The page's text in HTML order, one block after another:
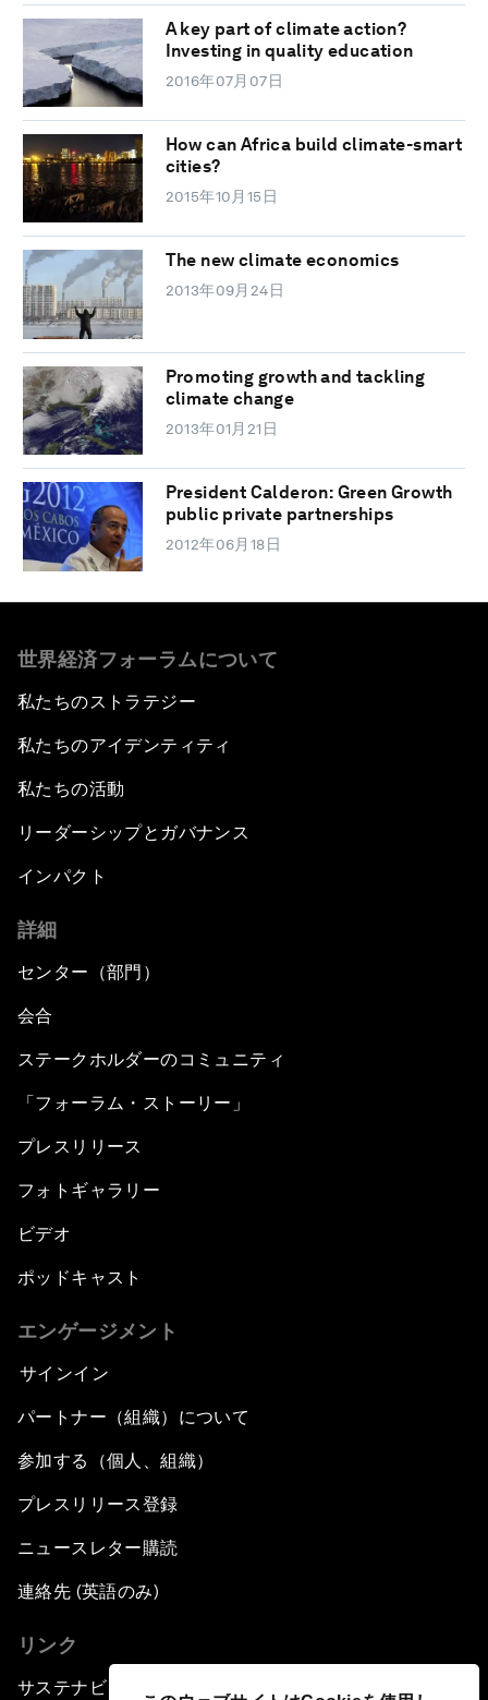
A key part of climate action?
Investing in quality education
2016年07月07日
How can Africa build climate-smart
cities?
2015年10月15日
The new climate economics
2013年09月24日
Promoting growth and tackling
climate change
2013年01月21日
President Calderon: Green Growth
public private partnerships
2012年06月18日
世界経済フォーラムについて
私たちのストラテジー
私たちのアイデンティティ
私たちの活動
リーダーシップとガバナンス
インパクト
詳細
センター（部門）
会合
ステークホルダーのコミュニティ
「フォーラム・ストーリー」
プレスリリース
フォトギャラリー
ビデオ
ポッドキャスト
エンゲージメント
サインイン
パートナー（組織）について
参加する（個人、組織）
プレスリリース登録
ニュースレター購読
連絡先 (英語のみ)
リンク
サステナビリティへの取り組み